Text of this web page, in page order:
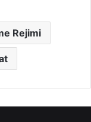
Rejimi